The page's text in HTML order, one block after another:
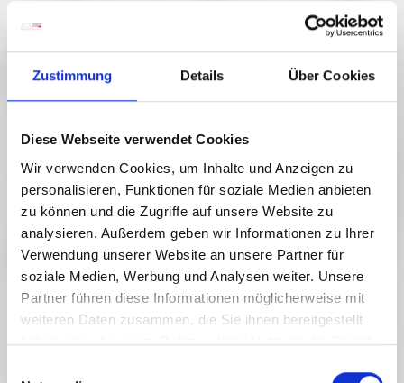
Zustimmung Details Über Cookies
Diese Webseite verwendet Cookies
Wir verwenden Cookies, um Inhalte und Anzeigen zu
personalisieren, Funktionen für soziale Medien anbieten
zu können und die Zugriffe auf unsere Website zu
analysieren. Außerdem geben wir Informationen zu Ihrer
Verwendung unserer Website an unsere Partner für
soziale Medien, Werbung und Analysen weiter. Unsere
Partner führen diese Informationen möglicherweise mit
weiteren Daten zusammen, die Sie ihnen bereitgestellt
haben oder die sie im Rahmen Ihrer Nutzung der Dienste